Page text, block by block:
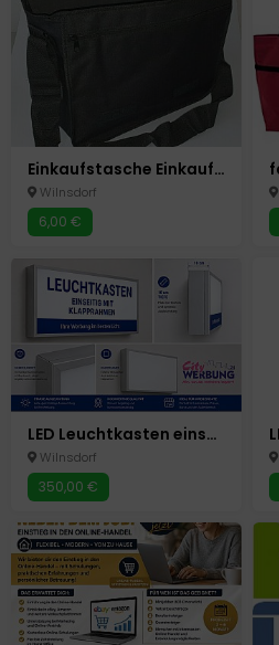
Einkaufstasche Einkaufs Umhängetasche 37 x 14 x 28cm Tasche
Wilnsdorf
6,00 €
LED Leuchtkasten einseitig m.Klapprahmen Werbung Silber eloxiert 100x60x10 cm
Wilnsdorf
350,00 €